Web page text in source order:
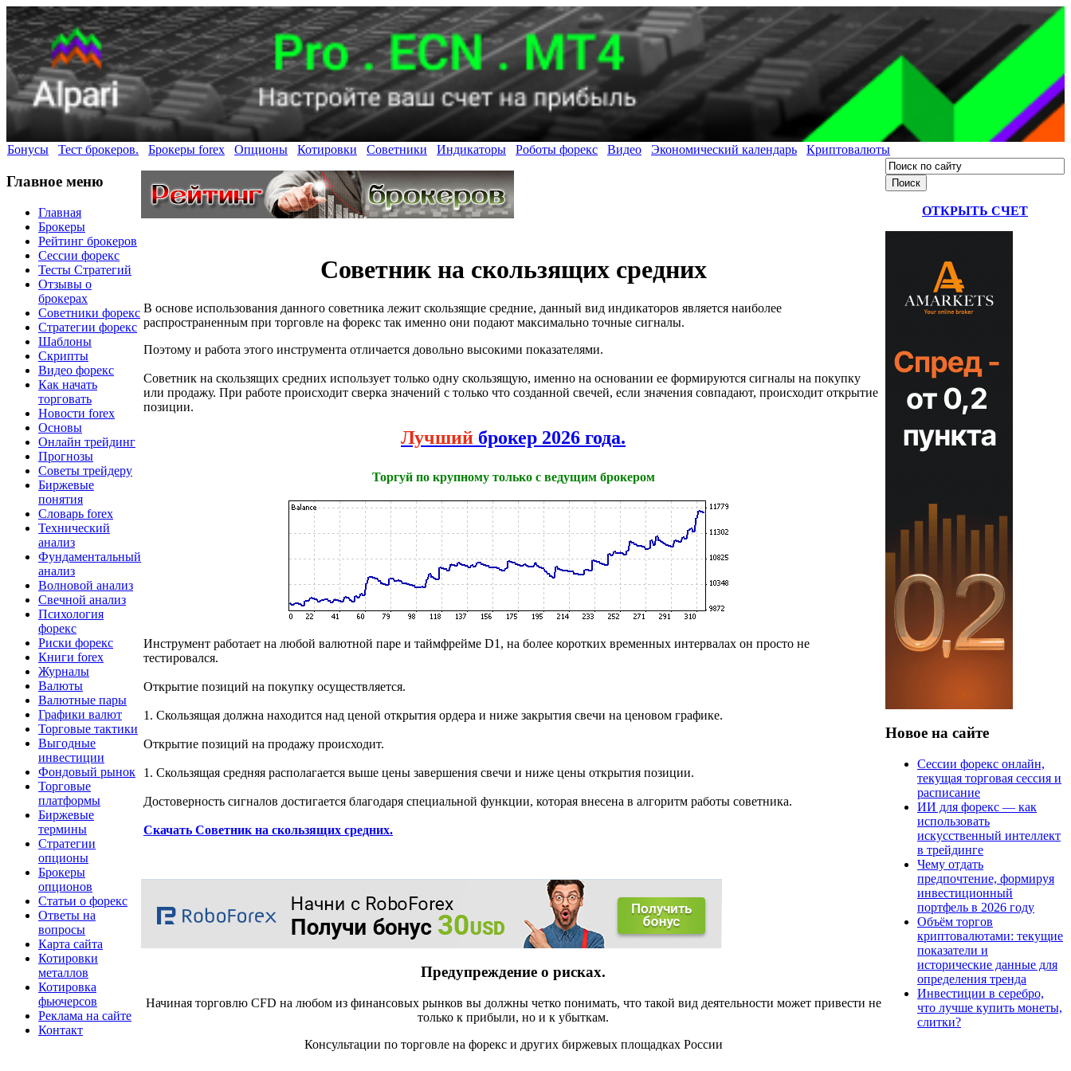
Бонусы Тест брокеров. Брокеры forex Опционы Котировки Советники Индикаторы Роботы форекс Видео Экономический календарь Криптовалюты
Главное меню
Главная
Брокеры
Рейтинг брокеров
Сессии форекс
Тесты Стратегий
Отзывы о
брокерах
Советники форекс
Стратегии форекс
Шаблоны
Скрипты
Видео форекс
Как начать
торговать
Новости forex
Основы
Онлайн трейдинг
Прогнозы
Советы трейдеру
Биржевые
понятия
Словарь forex
Технический
анализ
Фундаментальный
анализ
Волновой анализ
Свечной анализ
Психология
форекс
Риски форекс
Книги forex
Журналы
Валюты
Валютные пары
Графики валют
Торговые тактики
Выгодные
инвестиции
Фондовый рынок
Торговые
платформы
Биржевые
термины
Стратегии
опционы
Брокеры
опционов
Статьи о форекс
Ответы на
вопросы
Карта сайта
Котировки
металлов
Котировка
фьючерсов
Реклама на сайте
Контакт
Советник на скользящих средних
В основе использования данного советника лежит скользящие средние, данный вид индикаторов является наиболее
распространенным при торговле на форекс так именно они подают максимально точные сигналы.
Поэтому и работа этого инструмента отличается довольно высокими показателями.
Советник на скользящих средних использует только одну скользящую, именно на основании ее формируются сигналы на покупку
или продажу. При работе происходит сверка значений с только что созданной свечей, если значения совпадают, происходит открытие
позиции.
Лучший брокер 2026 года.
Торгуй по крупному только с ведущим брокером
Инструмент работает на любой валютной паре и таймфрейме D1, на более коротких временных интервалах он просто не
тестировался.
Открытие позиций на покупку осуществляется.
1. Скользящая должна находится над ценой открытия ордера и ниже закрытия свечи на ценовом графике.
Открытие позиций на продажу происходит.
1. Скользящая средняя располагается выше цены завершения свечи и ниже цены открытия позиции.
Достоверность сигналов достигается благодаря специальной функции, которая внесена в алгоритм работы советника.
Скачать Советник на скользящих средних.
Предупреждение о рисках.
Начиная торговлю CFD на любом из финансовых рынков вы должны четко понимать, что такой вид деятельности может привести не
только к прибыли, но и к убыткам.
Консультации по торговле на форекс и других биржевых площадках России
ОТКРЫТЬ СЧЕТ
Новое на сайте
Сессии форекс онлайн,
текущая торговая сессия и
расписание
ИИ для форекс — как
использовать
искусственный интеллект
в трейдинге
Чему отдать
предпочтение, формируя
инвестиционный
портфель в 2026 году
Объём торгов
криптовалютами: текущие
показатели и
исторические данные для
определения тренда
Инвестиции в серебро,
что лучше купить монеты,
слитки?